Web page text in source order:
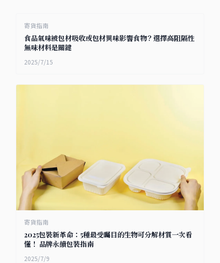
寄貨指南
食品氣味被包材吸收或包材異味影響食物？選擇高阻隔性
無味材料是關鍵
2025/7/15
寄貨指南
2025包裝新革命：5種最受矚目的生物可分解材質一次看
懂！ 品牌永續包裝指南
2025/7/9